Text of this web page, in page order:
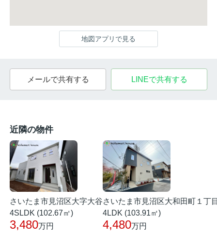
地図アプリで見る
メールで共有する LINEで共有する
近隣の物件
さいたま市見沼区大字大谷
4SLDK (102.67㎡)
3,480万円
さいたま市見沼区大和田町１丁
4LDK (103.91㎡)
4,480万円